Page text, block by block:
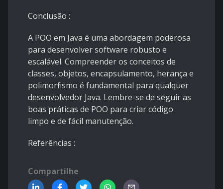
Conclusão :
A POO em Java é uma abordagem poderosa
para desenvolver software robusto e
escalável. Compreender os conceitos de
classes, objetos, encapsulamento, herança e
polimorfismo é fundamental para qualquer
desenvolvedor Java. Lembre-se de seguir as
boas práticas de POO para criar código
limpo e de fácil manutenção.
Referências :
Compartilhe